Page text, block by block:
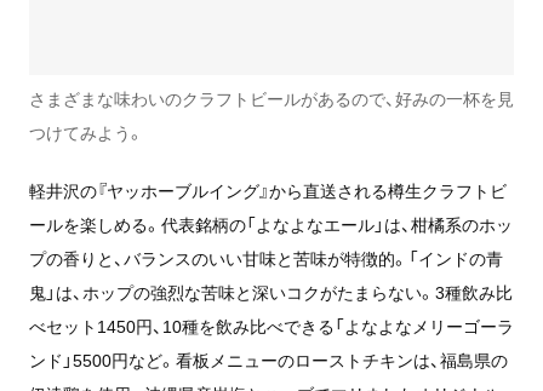
さまざまな味わいのクラフトビールがあるので、好みの一杯を見
つけてみよう。
軽井沢の『ヤッホーブルイング』から直送される樽生クラフトビ
ールを楽しめる。代表銘柄の「よなよなエール」は、柑橘系のホッ
プの香りと、バランスのいい甘味と苦味が特徴的。「インドの青
鬼」は、ホップの強烈な苦味と深いコクがたまらない。3種飲み比
べセット1450円、10種を飲み比べできる「よなよなメリーゴーラ
ンド」5500円など。看板メニューのローストチキンは、福島県の